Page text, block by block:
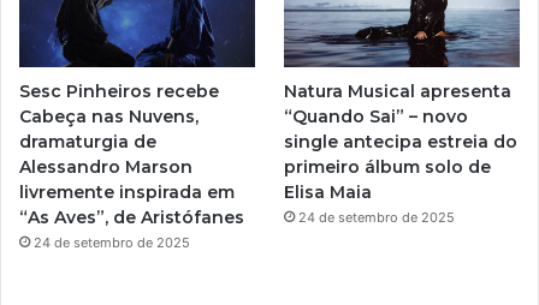
e
g
r
a
m
Sesc Pinheiros recebe
Cabeça nas Nuvens,
dramaturgia de
Alessandro Marson
livremente inspirada em
“As Aves”, de Aristófanes
24 de setembro de 2025
Natura Musical apresenta
“Quando Sai” – novo
single antecipa estreia do
primeiro álbum solo de
Elisa Maia
24 de setembro de 2025